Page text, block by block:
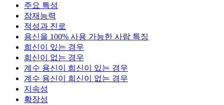
주요 특성
잠재능력
적성과 진로
용신을 100% 사용 가능한 사람 특징
희신이 있는 경우
희신이 없는 경우
계수 용신이 희신이 있는 경우
계수 용신이 희신이 없는 경우
지속성
확장성